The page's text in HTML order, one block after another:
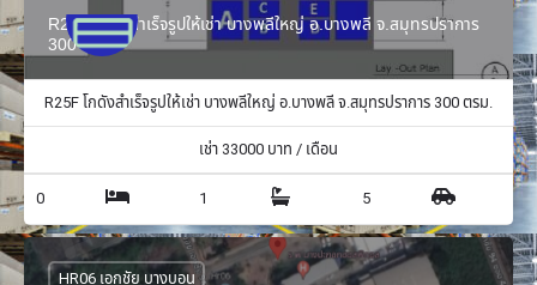
R25F โกดังสำเร็จรูปให้เช่า บางพลีใหญ่ อ.บางพลี จ.สมุทรปราการ
300 ตรม.
R25F โกดังสำเร็จรูปให้เช่า บางพลีใหญ่ อ.บางพลี จ.สมุทรปราการ 300 ตรม.
เช่า 33000 บาท / เดือน
0 1 5
HR06 เอกชัย บางบอน